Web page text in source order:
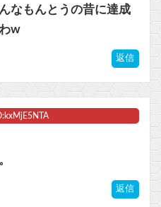
なもんとうの昔に達成
w
返信
返信